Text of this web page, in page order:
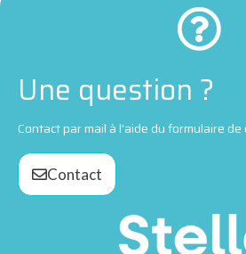
Une question ?
Contact par mail à l'aide du formulaire
Contact